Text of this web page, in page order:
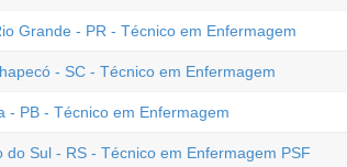
Grande - PR - Técnico em Enfermagem
- SC - Técnico em Enfermagem
- PB - Técnico em Enfermagem
Sul - RS - Técnico em Enfermagem PSF